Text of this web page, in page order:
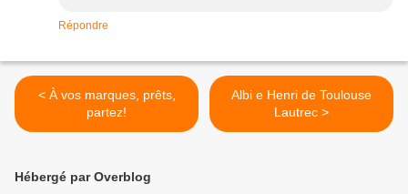
Répondre
< À vos marques, prêts,
partez!
Albi e Henri de Toulouse
Lautrec >
Hébergé par Overblog